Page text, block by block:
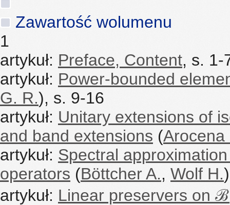
Zawartość wolumenu
1
artykuł: Preface, Content, s. 1-
artykuł: Power-bounded
G. R.), s. 9-16
artykuł: Unitary extensions of
and band extensions (Arocena
artykuł: Spectral
operators (Böttcher A., Wolf H.
artykuł: Linear preservers on